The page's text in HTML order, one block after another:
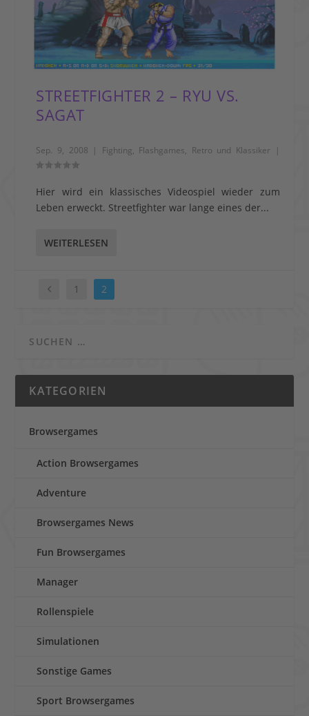
STREETFIGHTER 2 – RYU VS.
SAGAT
Sep. 9, 2008 | Fighting, Flashgames, Retro und Klassiker |
Hier wird ein klassisches Videospiel wieder zum
Leben erweckt. Streetfighter war lange eines der...
WEITERLESEN
1 2
KATEGORIEN
Browsergames
Action Browsergames
Adventure
Browsergames News
Fun Browsergames
Manager
Rollenspiele
Simulationen
Sonstige Games
Sport Browsergames